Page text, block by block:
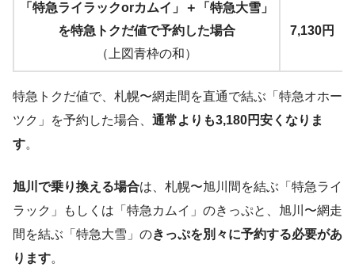
「特急ライラックorカムイ」＋「特急大雪」
を特急トクだ値で予約した場合
（上図青枠の和）
7,130円
特急トクだ値で、札幌〜網走間を直通で結ぶ「特急オホー
ツク」を予約した場合、 通常よりも3,180円安くなりま
す。
旭川で乗り換える場合は、札幌〜旭川間を結ぶ「特急ライ
ラック」もしくは「特急カムイ」のきっぷと、旭川〜網走
間を結ぶ「特急大雪」のきっぷを別々に予約する必要があ
ります。